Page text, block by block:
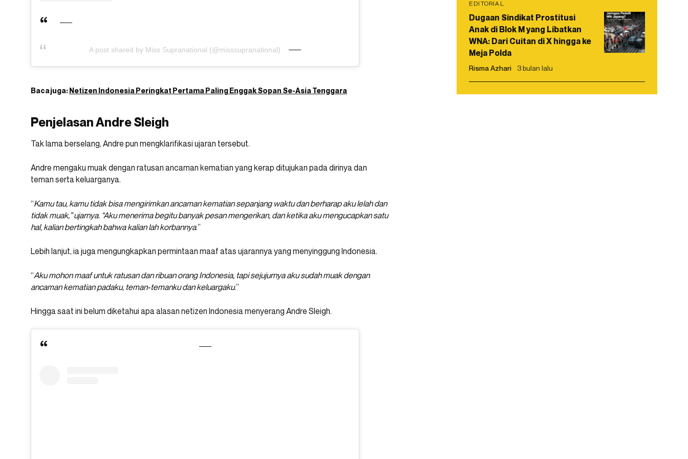
A post shared by Miss Supranational (@misssupranational)
Baca juga:Netizen Indonesia Peringkat Pertama Paling Enggak Sopan Se-Asia Tenggara
Penjelasan Andre Sleigh
Tak lama berselang, Andre pun mengklarifikasi ujaran tersebut.
Andre mengaku muak dengan ratusan ancaman kematian yang kerap ditujukan pada dirinya dan
teman serta keluarganya.
“Kamu tau, kamu tidak bisa mengirimkan ancaman kematian sepanjang waktu dan berharap aku lelah dan
tidak muak,” ujarnya. “Aku menerima begitu banyak pesan mengerikan, dan ketika aku mengucapkan satu
hal, kalian bertingkah bahwa kalian lah korbannya.”
Lebih lanjut, ia juga mengungkapkan permintaan maaf atas ujarannya yang menyinggung Indonesia.
“Aku mohon maaf untuk ratusan dan ribuan orang Indonesia, tapi sejujurnya aku sudah muak dengan
ancaman kematian padaku, teman-temanku dan keluargaku.”
Hingga saat ini belum diketahui apa alasan netizen Indonesia menyerang Andre Sleigh.
EDITORIAL
Dugaan Sindikat Prostitusi
Anak di Blok M yang Libatkan
WNA: Dari Cuitan di X hingga ke
Meja Polda
Risma Azhari 3 bulan lalu